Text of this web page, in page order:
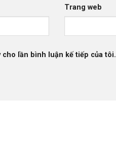
Trang web
lần bình luận kế tiếp của tôi.